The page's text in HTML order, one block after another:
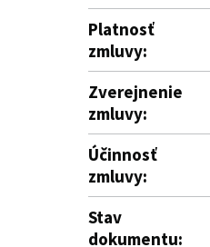
Platnosť
zmluvy:
Zverejnenie
zmluvy:
Účinnosť
zmluvy:
Stav
dokumentu: